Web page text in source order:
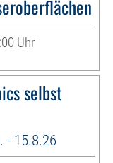
Uhr
selbst
- 15.8.26